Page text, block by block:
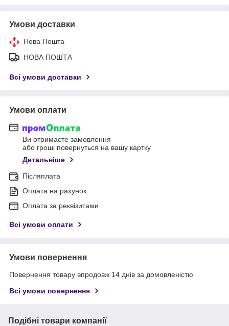
Умови доставки
Нова Пошта
НОВА ПОШТА
Всі умови доставки
Умови оплати
Ви отримаєте замовлення
або гроші повернуться на вашу картку
Детальніше
Післяплата
Оплата на рахунок
Оплата за реквізитами
Всі умови оплати
Умови повернення
Повернення товару впродовж 14 днів за домовленістю
Всі умови повернення
Подібні товари компанії